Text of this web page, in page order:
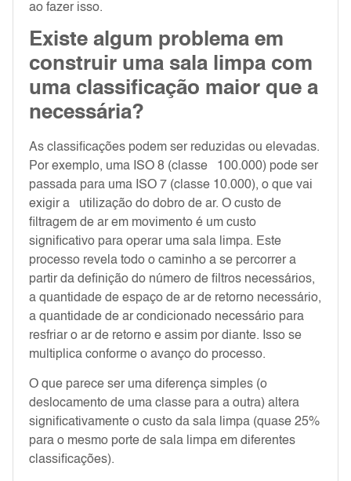
ao fazer isso.
Existe algum problema em
construir uma sala limpa com
uma classificação maior que a
necessária?
As classificações podem ser reduzidas ou elevadas.
Por exemplo, uma ISO 8 (classe 100.000) pode ser
passada para uma ISO 7 (classe 10.000), o que vai
exigir a utilização do dobro de ar. O custo de
filtragem de ar em movimento é um custo
significativo para operar uma sala limpa. Este
processo revela todo o caminho a se percorrer a
partir da definição do número de filtros necessários,
a quantidade de espaço de ar de retorno necessário,
a quantidade de ar condicionado necessário para
resfriar o ar de retorno e assim por diante. Isso se
multiplica conforme o avanço do processo.
O que parece ser uma diferença simples (o
deslocamento de uma classe para a outra) altera
significativamente o custo da sala limpa (quase 25%
para o mesmo porte de sala limpa em diferentes
classificações).